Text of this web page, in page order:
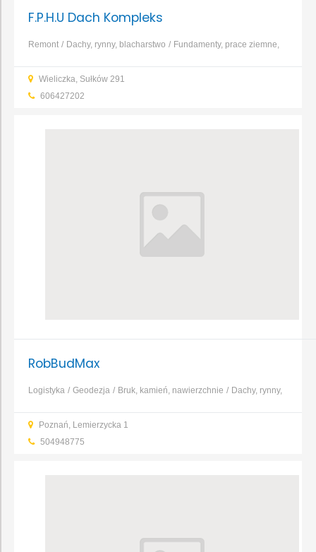
F.P.H.U Dach Kompleks
Remont Dachy, rynny, blacharstwo
Fundamenty, prace ziemne,
zbrojenia
Murarstwo, tynkarstwo
murowany
...
Wieliczka, Sułków 291
606427202
RobBudMax
Logistyka Geodezja Bruk, kamień, nawierzchnie
Dachy, rynny,
zbrojenia
Murarstwo, tynkarstwo
Poznań, Lemierzycka 1
504948775